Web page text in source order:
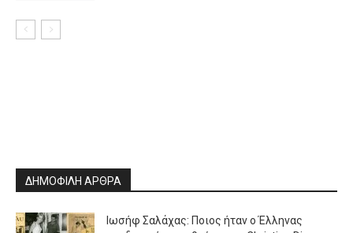
ΔΗΜΟΦΙΛΗ ΑΡΘΡΑ
Ιωσήφ Σαλάχας: Ποιος ήταν ο Έλληνας